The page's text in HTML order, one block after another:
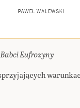
PAWEŁ WALEWSKI
Eufrozyny